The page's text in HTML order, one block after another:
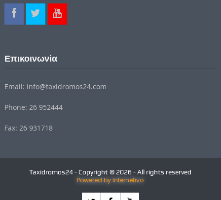
Επικοινωνία
Email: info@taxidromos24.com
Phone: 26 952444
Fax: 26 931718
Taxidromos24 - Copyright © 2026 - All rights reserved
Powered by Internetivo